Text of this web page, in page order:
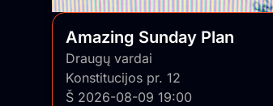
Amazing Sunday Plan
Draugų vardai
Konstitucijos pr. 12
Š 2026-08-09 19:00